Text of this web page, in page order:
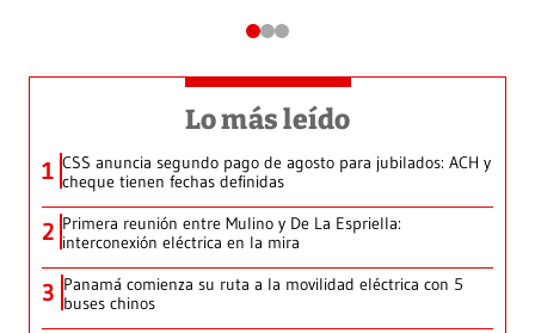
Lo más leído
1 CSS anuncia segundo pago de agosto para jubilados: ACH y
cheque tienen fechas definidas
2 Primera reunión entre Mulino y De La Espriella:
interconexión eléctrica en la mira
3 Panamá comienza su ruta a la movilidad eléctrica con 5
buses chinos